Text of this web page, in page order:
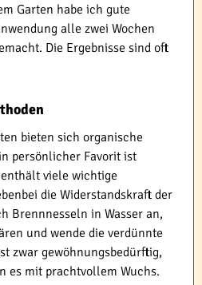
Garten habe ich gute
alle zwei Wochen
Die Ergebnisse sind oft
bieten sich organische
persönlicher Favorit ist
viele wichtige
die Widerstandskraft der
Brennnesseln in Wasser an,
und wende die verdünnte
zwar gewöhnungsbedürftig,
es mit prachtvollem Wuchs.